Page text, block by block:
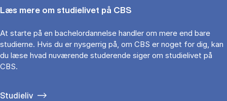
Læs mere om studielivet på CBS
At starte på en bachelordannelse handler om mere end bare
studierne. Hvis du er nysgerrig på, om CBS er noget for dig, kan
du læse hvad nuværende studerende siger om studielivet på
CBS.
Studieliv